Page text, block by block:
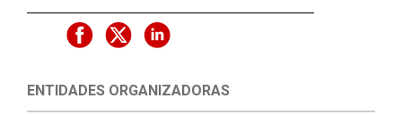
ENTIDADES ORGANIZADORAS